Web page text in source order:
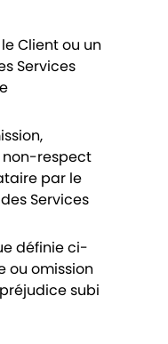
Client ou un
Services
non-respect
par le
Services
définie ci-
ou omission
subi